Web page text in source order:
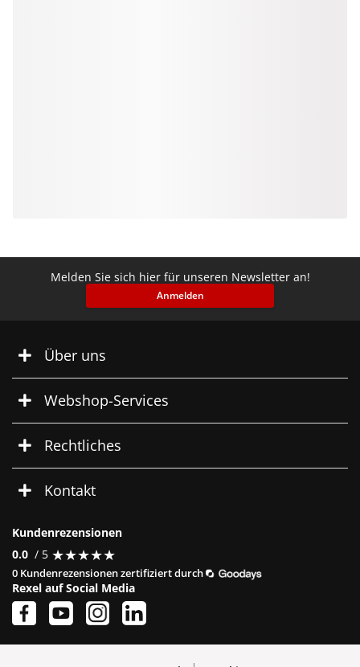
Melden Sie sich hier für unseren Newsletter an!
Anmelden
Über uns
Webshop-Services
Rechtliches
Kontakt
Kundenrezensionen
0.0 / 5 ★★★★★
★★★★★
0 Kundenrezensionen zertifiziert durch
Rexel auf Social Media